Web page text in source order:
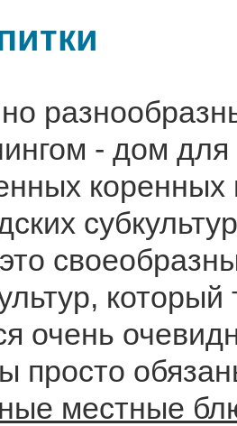
- дом для
коренных
который
очень
просто
местные